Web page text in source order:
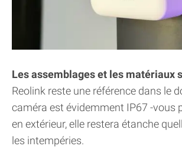
Les assemblages et les matériaux
Reolink reste une référence dans le
caméra est évidemment IP67 -vous
en extérieur, elle restera étanche
les intempéries.